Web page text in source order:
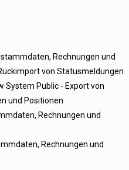
Rechnungen und
von Statusmeldungen
System Public - Export von
und Positionen
Rechnungen und
Rechnungen und